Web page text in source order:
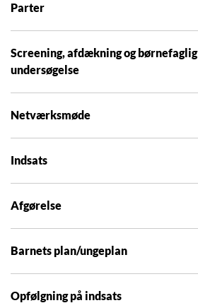
Parter
Screening, afdækning og børnefaglig
undersøgelse
Netværksmøde
Indsats
Afgørelse
Barnets plan/ungeplan
Opfølgning på indsats